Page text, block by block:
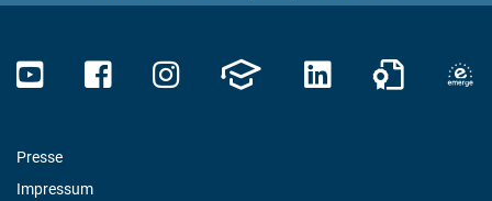
Presse
Impressum